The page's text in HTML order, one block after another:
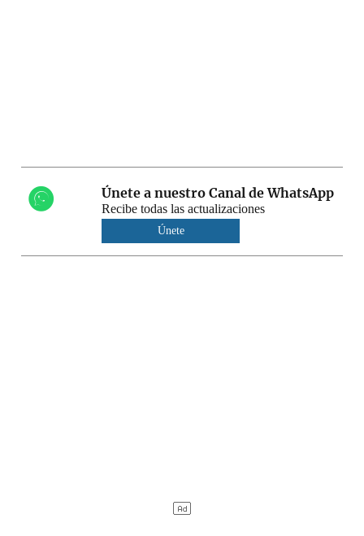
Únete a nuestro Canal de WhatsApp
Recibe todas las actualizaciones
Únete